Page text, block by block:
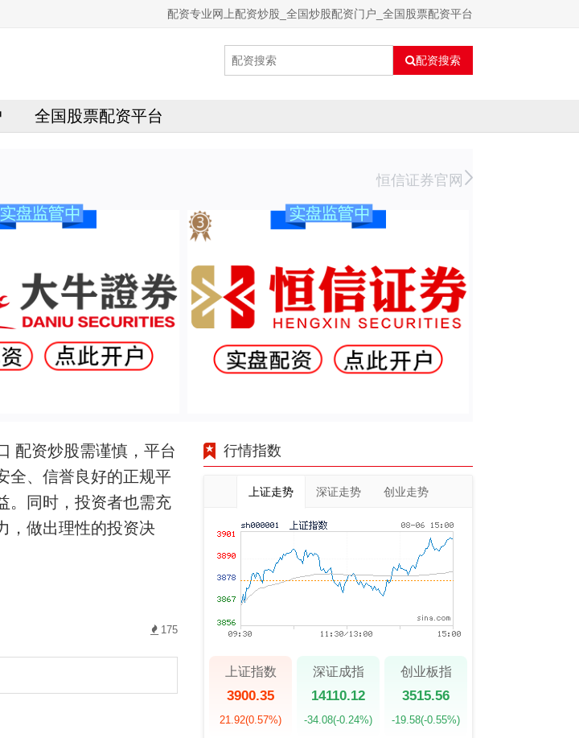
配资专业网上配资炒股_全国炒股配资门户_全国股票配资平台
配资搜索
全国股票配资平台
恒信证券官网
配资炒股需谨慎，平台
全、信誉良好的正规平
。同时，投资者也需充
，做出理性的投资决
175
行情指数
上证走势 深证走势 创业走势
上证指数
3900.35
21.92(0.57%)
深证成指
14110.12
-34.08(-0.24%)
创业板指
3515.56
-19.58(-0.55%)